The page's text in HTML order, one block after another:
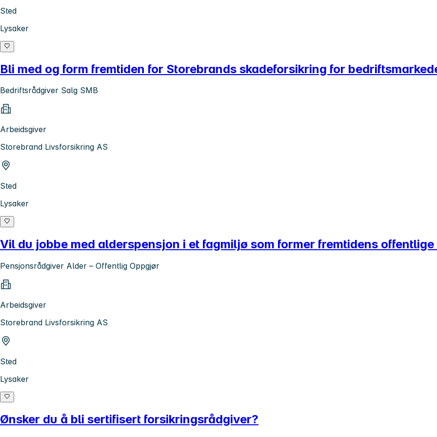
Sted
Lysaker
Bli med og form fremtiden for Storebrands skadeforsikring for
Bedriftsrådgiver Salg SMB
Arbeidsgiver
Storebrand Livsforsikring AS
Sted
Lysaker
Vil du jobbe med alderspensjon i et fagmiljø som former fremtidens
Pensjonsrådgiver Alder – Offentlig Oppgjør
Arbeidsgiver
Storebrand Livsforsikring AS
Sted
Lysaker
Ønsker du å bli sertifisert forsikringsrådgiver?